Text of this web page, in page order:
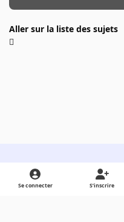
Aller sur la liste des sujets
Light ModeDark ModeSystem Preference
Se connecter S’inscrire